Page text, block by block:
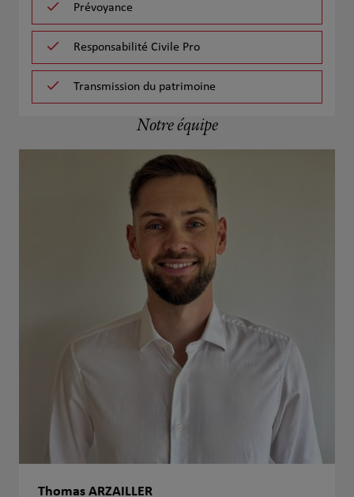
Prévoyance
Responsabilité Civile Pro
Transmission du patrimoine
Notre équipe
Thomas ARZAILLER